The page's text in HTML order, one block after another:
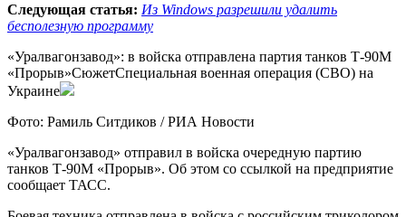
Следующая статья: Из Windows разрешили удалить
бесполезную программу
«Уралвагонзавод»: в войска отправлена партия танков Т-90М
«Прорыв»СюжетСпециальная военная операция (СВО) на
Украине
Фото: Рамиль Ситдиков / РИА Новости
«Уралвагонзавод» отправил в войска очередную партию
танков Т-90М «Прорыв». Об этом со ссылкой на предприятие
сообщает ТАСС.